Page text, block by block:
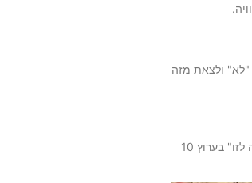
"לא" ולצאת מזה
בערוץ 10